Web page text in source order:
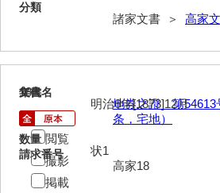
甲谷家文書
河内山家文書
河野家文書（山口市）
河野家文書（藤沢市）
分類
諸家文書 ＞ 高家
18
文書名
地券之證 第54613
条，宅地）
請求番号
高家18
年代
明治6年[1873]12月
数量
状1
閲覧
撮影
掲載